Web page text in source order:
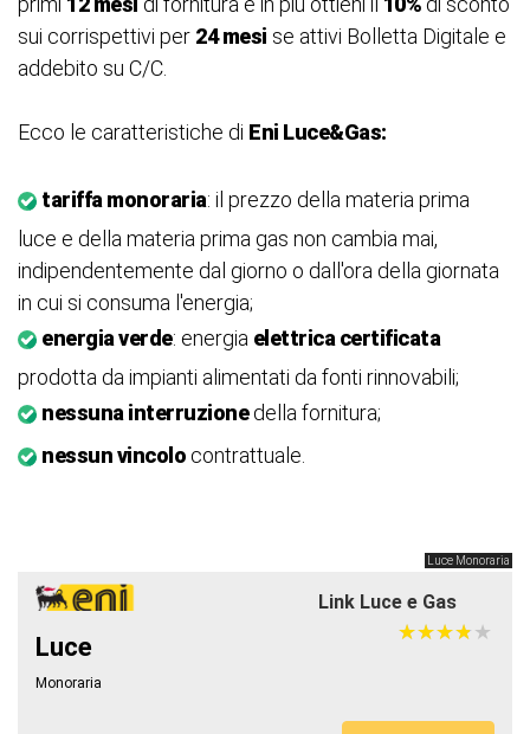
sui corrispettivi per 24 mesi se attivi Bolletta Digitale e
addebito su C/C.
Ecco le caratteristiche di Eni Luce&Gas:
tariffa monoraria: il prezzo della materia prima
luce e della materia prima gas non cambia mai,
indipendentemente dal giorno o dall'ora della giornata
in cui si consuma l'energia;
energia verde: energia elettrica certificata
prodotta da impianti alimentati da fonti rinnovabili;
nessuna interruzionedella fornitura;
nessun vincolo contrattuale.
Luce Monoraria
Link Luce e Gas
Luce
Monoraria
★★★★★
★★★★★